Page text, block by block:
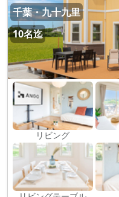
千葉・九十九里
10名迄
リビング